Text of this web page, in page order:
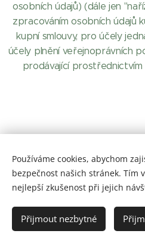
osobních údajů) (dále jen
zpracováním osobních údajů
kupní smlouvy, pro účely
účely plnění veřejnoprávních
prodávající prostřednictvím
barvylaky.net
Používáme cookies, abychom
bezpečnost našich stránek. Tím
nejlepší zkušenost při jejich
Přijmout nezbytné